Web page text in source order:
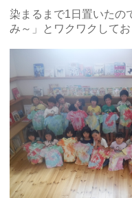
染まるまで1日置いたの
み～」とワクワクしてお